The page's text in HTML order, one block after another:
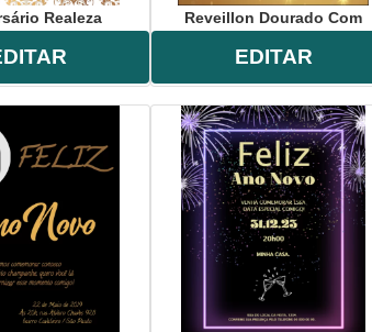
Realeza Reveillon Dourado Com
EDITAR